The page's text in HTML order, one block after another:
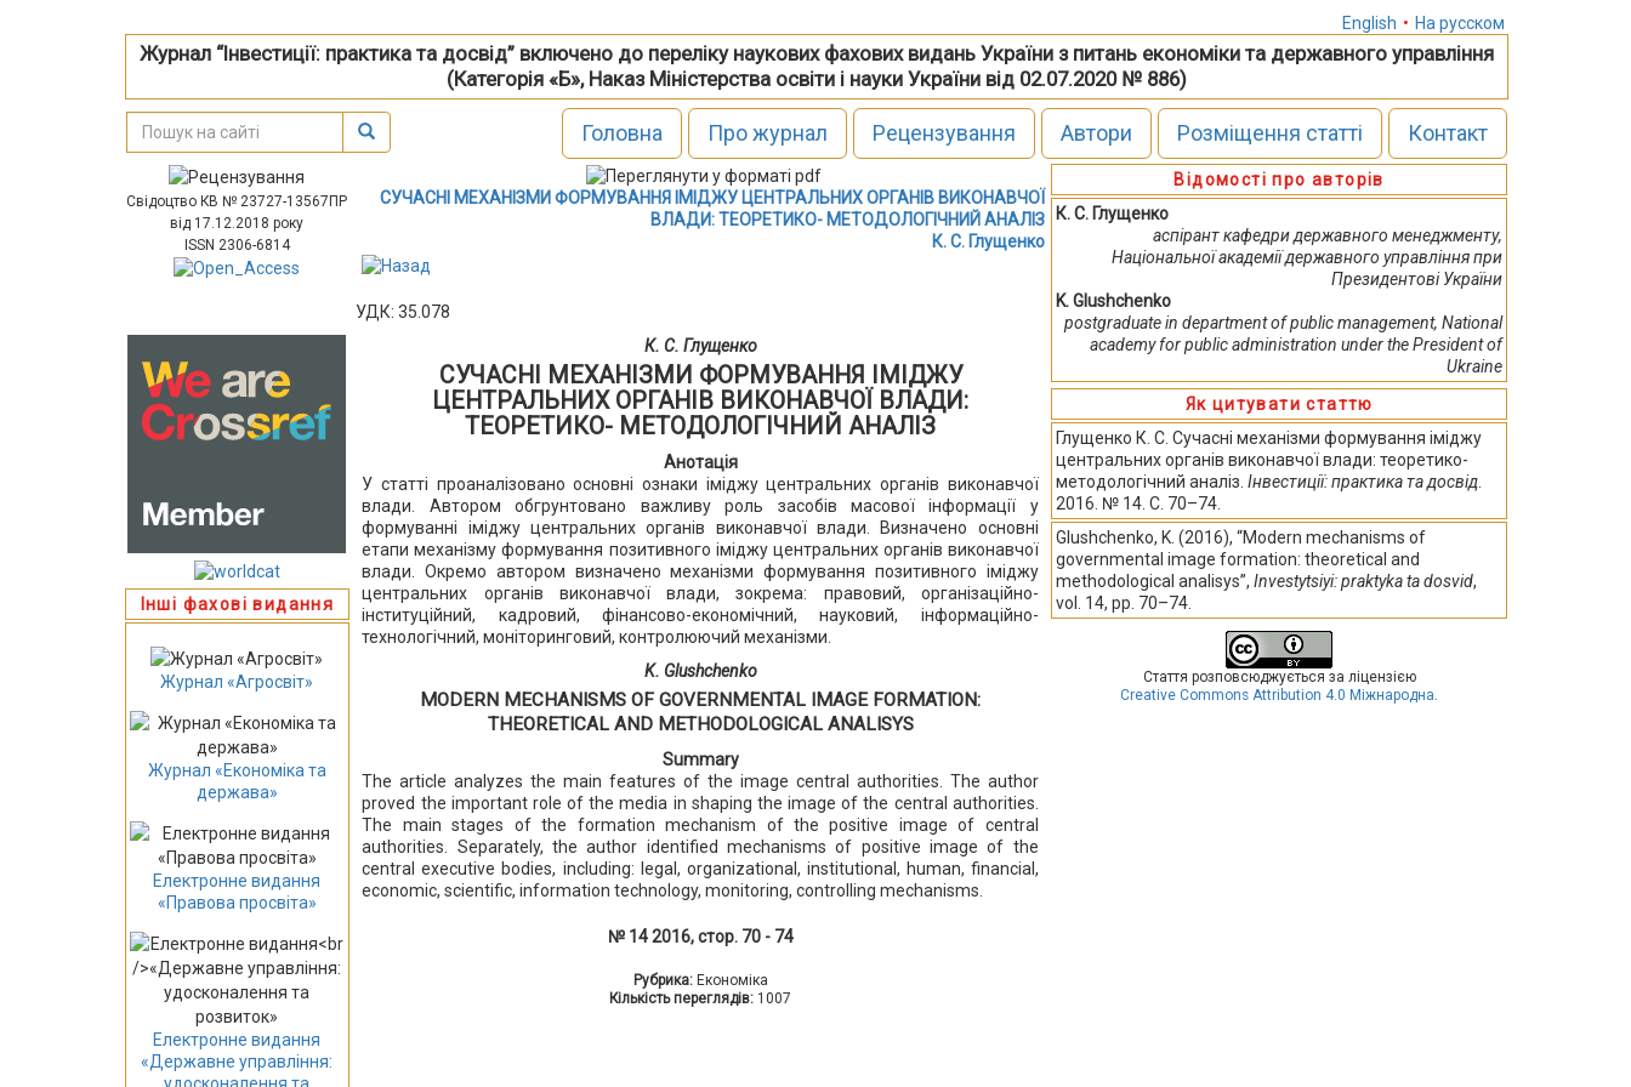
English • На русском
Журнал “Інвестиції: практика та досвід” включено до переліку наукових фахових видань України з питань економіки та державного управління
(Категорія «Б», Наказ Міністерства освіти і науки України від 02.07.2020 № 886)
Головна Про журнал Рецензування Автори Розміщення статті Контакт
Свідоцтво КВ № 23727-13567ПР
від 17.12.2018 року
ISSN 2306-6814
Інші фахові видання
Журнал «Агросвіт»
Журнал «Економіка та
держава»
Електронне видання
«Правова просвіта»
Електронне видання
«Державне управління:
СУЧАСНІ МЕХАНІЗМИ ФОРМУВАННЯ ІМІДЖУ ЦЕНТРАЛЬНИХ ОРГАНІВ ВИКОНАВЧОЇ
ВЛАДИ: ТЕОРЕТИКО- МЕТОДОЛОГІЧНИЙ АНАЛІЗ
К. С. Глущенко
УДК: 35.078
К. С. Глущенко
СУЧАСНІ МЕХАНІЗМИ ФОРМУВАННЯ ІМІДЖУ
ЦЕНТРАЛЬНИХ ОРГАНІВ ВИКОНАВЧОЇ ВЛАДИ:
ТЕОРЕТИКО- МЕТОДОЛОГІЧНИЙ АНАЛІЗ
Анотація
У статті проаналізовано основні ознаки іміджу центральних органів виконавчої
влади. Автором обгрунтовано важливу роль засобів масової інформації у
формуванні іміджу центральних органів виконавчої влади. Визначено основні
етапи механізму формування позитивного іміджу центральних органів виконавчої
влади. Окремо автором визначено механізми формування позитивного іміджу
центральних органів виконавчої влади, зокрема: правовий, організаційно-
інституційний, кадровий, фінансово-економічний, науковий, інформаційно-
технологічний, моніторинговий, контролюючий механізми.
K. Glushchenko
MODERN MECHANISMS OF GOVERNMENTAL IMAGE FORMATION:
THEORETICAL AND METHODOLOGICAL ANALISYS
Summary
The article analyzes the main features of the image central authorities. The author
proved the important role of the media in shaping the image of the central authorities.
The main stages of the formation mechanism of the positive image of central
authorities. Separately, the author identified mechanisms of positive image of the
central executive bodies, including: legal, organizational, institutional, human, financial,
economic, scientific, information technology, monitoring, controlling mechanisms.
№ 14 2016, стор. 70 - 74
Рубрика: Економіка
Кількість переглядів: 1007
Відомості про авторів
К. С. Глущенко
аспірант кафедри державного менеджменту,
Національної академії державного управління при
Президентові України
K. Glushchenko
postgraduate in department of public management, National
academy for public administration under the President of
Ukraine
Як цитувати статтю
Глущенко К. С. Сучасні механізми формування іміджу
центральних органів виконавчої влади: теоретико-
методологічний аналіз. Інвестиції: практика та досвід.
2016. № 14. С. 70–74.
Glushchenko, K. (2016), “Modern mechanisms of
governmental image formation: theoretical and
methodological analisys”, Investytsiyi: praktyka ta dosvid,
vol. 14, pp. 70–74.
Стаття розповсюджується за ліцензією
Creative Commons Attribution 4.0 Міжнародна.